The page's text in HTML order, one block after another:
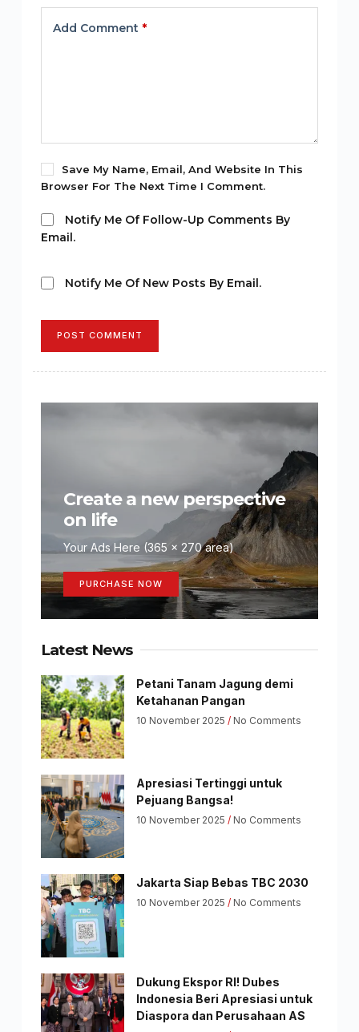
Add Comment *
Save My Name, Email, And Website In This
Browser For The Next Time I Comment.
Notify Me Of Follow-Up Comments By
Email.
Notify Me Of New Posts By Email.
POST COMMENT
Create a new perspective
on life
Your Ads Here (365 x 270 area)
PURCHASE NOW
Latest News
Petani Tanam Jagung demi
Ketahanan Pangan
10 November 2025 No Comments
Apresiasi Tertinggi untuk
Pejuang Bangsa!
10 November 2025 No Comments
Jakarta Siap Bebas TBC 2030
10 November 2025 No Comments
Dukung Ekspor RI! Dubes
Indonesia Beri Apresiasi untuk
Diaspora dan Perusahaan AS